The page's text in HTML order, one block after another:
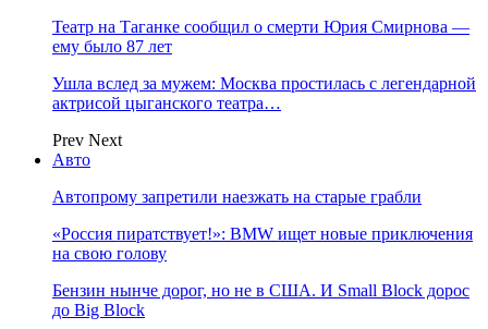
Театр на Таганке сообщил о смерти Юрия Смирнова —
ему было 87 лет
Ушла вслед за мужем: Москва простилась с легендарной
актрисой цыганского театра…
Prev Next
Авто
Автопрому запретили наезжать на старые грабли
«Россия пиратствует!»: BMW ищет новые приключения
на свою голову
Бензин нынче дорог, но не в США. И Small Block дорос
до Big Block